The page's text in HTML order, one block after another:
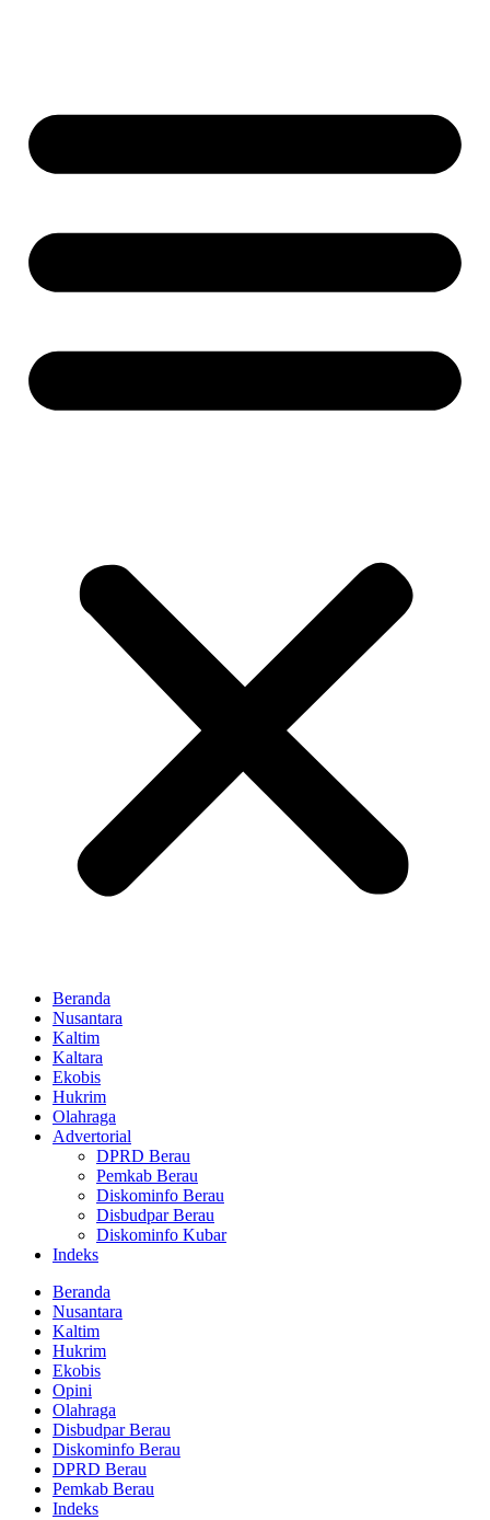
Beranda
Nusantara
Kaltim
Kaltara
Ekobis
Hukrim
Olahraga
Advertorial
DPRD Berau
Pemkab Berau
Diskominfo Berau
Disbudpar Berau
Diskominfo Kubar
Indeks
Beranda
Nusantara
Kaltim
Hukrim
Ekobis
Opini
Olahraga
Disbudpar Berau
Diskominfo Berau
DPRD Berau
Pemkab Berau
Indeks